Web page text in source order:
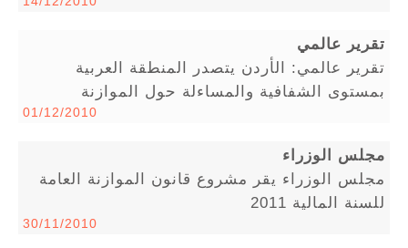
تقرير عالمي
تقرير عالمي: الأردن يتصدر المنطقة العربية
بمستوى الشفافية والمساءلة حول الموازنة
01/12/2010
مجلس الوزراء
مجلس الوزراء يقر مشروع قانون الموازنة العامة
للسنة المالية 2011
30/11/2010